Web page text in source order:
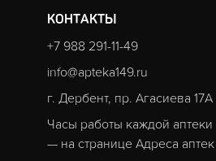
КОНТАКТЫ
+7 988 291-11-49
info@apteka149.ru
г. Дербент, пр. Агасиева 17А
Часы работы каждой аптеки
— на странице Адреса аптек